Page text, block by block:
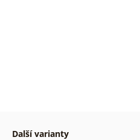
Další varianty